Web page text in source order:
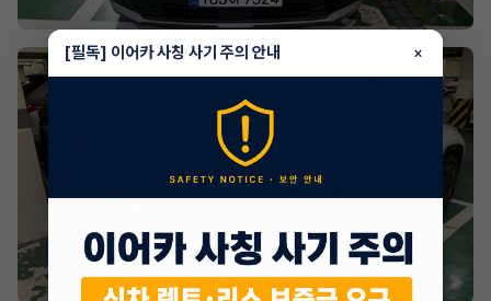
[필독] 이어카 사칭 사기 주의 안내 ×